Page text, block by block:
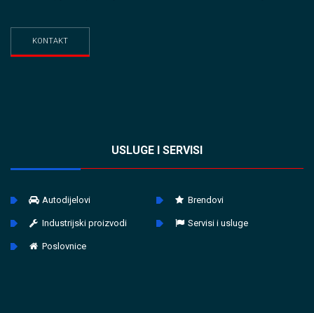
KONTAKT
USLUGE I SERVISI
Autodijelovi Brendovi
Industrijski proizvodi Servisi i usluge
Poslovnice